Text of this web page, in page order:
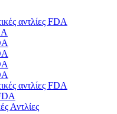
αντλίες FDA
αντλίες FDA
Αντλίες